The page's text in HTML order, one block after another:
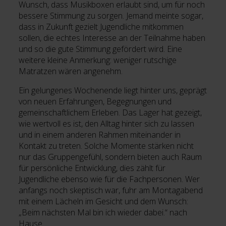
Wunsch, dass Musikboxen erlaubt sind, um für noch
bessere Stimmung zu sorgen. Jemand meinte sogar,
dass in Zukunft gezielt Jugendliche mitkommen
sollen, die echtes Interesse an der Teilnahme haben
und so die gute Stimmung gefördert wird. Eine
weitere kleine Anmerkung: weniger rutschige
Matratzen wären angenehm.
Ein gelungenes Wochenende liegt hinter uns, geprägt
von neuen Erfahrungen, Begegnungen und
gemeinschaftlichem Erleben. Das Lager hat gezeigt,
wie wertvoll es ist, den Alltag hinter sich zu lassen
und in einem anderen Rahmen miteinander in
Kontakt zu treten. Solche Momente stärken nicht
nur das Gruppengefühl, sondern bieten auch Raum
für persönliche Entwicklung, dies zählt für
Jugendliche ebenso wie für die Fachpersonen. Wer
anfangs noch skeptisch war, fuhr am Montagabend
mit einem Lächeln im Gesicht und dem Wunsch:
„Beim nächsten Mal bin ich wieder dabei.“ nach
Hause.